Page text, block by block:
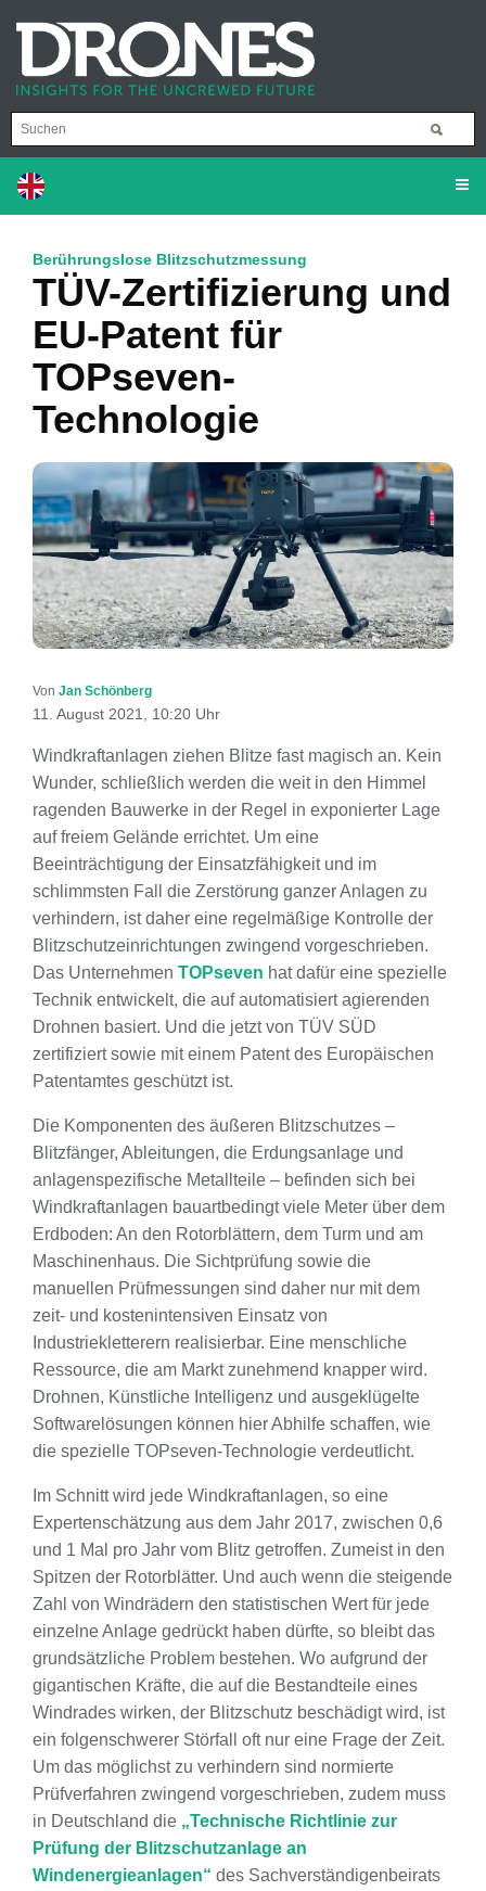
Berührungslose Blitzschutzmessung
TÜV-Zertifizierung und
EU-Patent für
TOPseven-
Technologie
Von Jan Schönberg
11. August 2021, 10:20 Uhr
Windkraftanlagen ziehen Blitze fast magisch an. Kein
Wunder, schließlich werden die weit in den Himmel
ragenden Bauwerke in der Regel in exponierter Lage
auf freiem Gelände errichtet. Um eine
Beeinträchtigung der Einsatzfähigkeit und im
schlimmsten Fall die Zerstörung ganzer Anlagen zu
verhindern, ist daher eine regelmäßige Kontrolle der
Blitzschutzeinrichtungen zwingend vorgeschrieben.
Das Unternehmen TOPseven hat dafür eine spezielle
Technik entwickelt, die auf automatisiert agierenden
Drohnen basiert. Und die jetzt von TÜV SÜD
zertifiziert sowie mit einem Patent des Europäischen
Patentamtes geschützt ist.
Die Komponenten des äußeren Blitzschutzes –
Blitzfänger, Ableitungen, die Erdungsanlage und
anlagenspezifische Metallteile – befinden sich bei
Windkraftanlagen bauartbedingt viele Meter über dem
Erdboden: An den Rotorblättern, dem Turm und am
Maschinenhaus. Die Sichtprüfung sowie die
manuellen Prüfmessungen sind daher nur mit dem
zeit- und kostenintensiven Einsatz von
Industriekletterern realisierbar. Eine menschliche
Ressource, die am Markt zunehmend knapper wird.
Drohnen, Künstliche Intelligenz und ausgeklügelte
Softwarelösungen können hier Abhilfe schaffen, wie
die spezielle TOPseven-Technologie verdeutlicht.
Im Schnitt wird jede Windkraftanlagen, so eine
Expertenschätzung aus dem Jahr 2017, zwischen 0,6
und 1 Mal pro Jahr vom Blitz getroffen. Zumeist in den
Spitzen der Rotorblätter. Und auch wenn die steigende
Zahl von Windrädern den statistischen Wert für jede
einzelne Anlage gedrückt haben dürfte, so bleibt das
grundsätzliche Problem bestehen. Wo aufgrund der
gigantischen Kräfte, die auf die Bestandteile eines
Windrades wirken, der Blitzschutz beschädigt wird, ist
ein folgenschwerer Störfall oft nur eine Frage der Zeit.
Um das möglichst zu verhindern sind normierte
Prüfverfahren zwingend vorgeschrieben, zudem muss
in Deutschland die „Technische Richtlinie zur
Prüfung der Blitzschutzanlage an
Windenergieanlagen“ des Sachverständigenbeirats